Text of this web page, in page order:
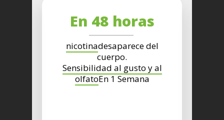
En 48 horas
nicotinadesaparece del
cuerpo.
Sensibilidad al gusto y al
olfatoEn 1 Semana